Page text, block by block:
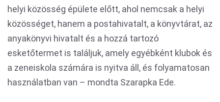
helyi közösség épülete előtt, ahol nemcsak a helyi
közösséget, hanem a postahivatalt, a könyvtárat, az
anyakönyvi hivatalt és a hozzá tartozó
esketőtermet is találjuk, amely egyébként klubok és
a zeneiskola számára is nyitva áll, és folyamatosan
használatban van – mondta Szarapka Ede.